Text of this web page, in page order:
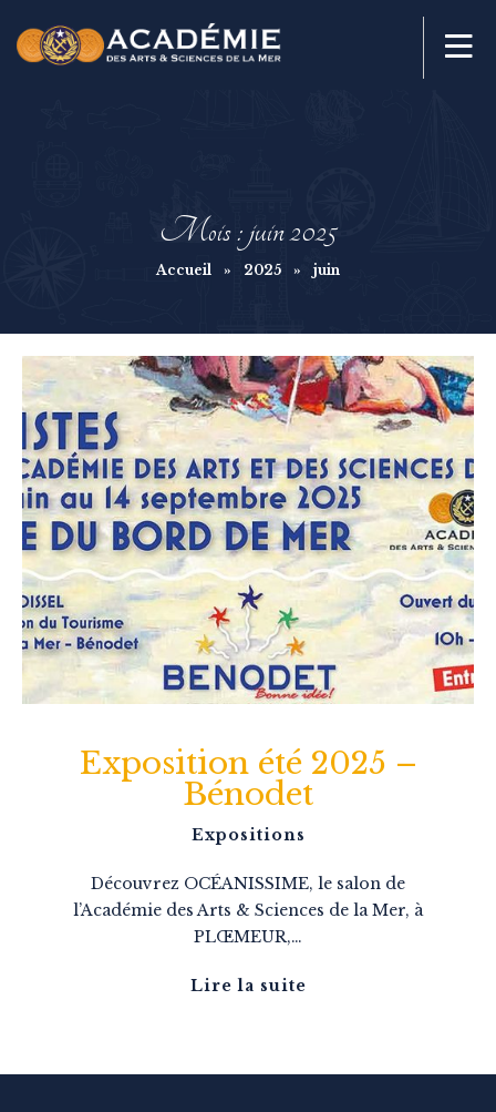
Mois :juin 2025
Accueil » 2025 » juin
Exposition été 2025 –
Bénodet
Expositions
Découvrez OCÉANISSIME, le salon de
l’Académie des Arts & Sciences de la Mer, à
PLŒMEUR,…
Lire la suite